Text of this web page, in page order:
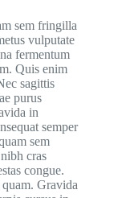
sem fringilla
vulputate
fermentum
Quis enim
sagittis
purus
in
semper
sem
cras
congue.
Gravida